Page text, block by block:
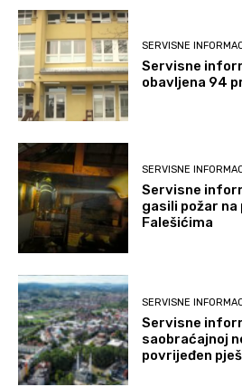
SERVISNE
Servisne
obavljena 94
SERVISNE
Servisne
gasili požar na
Falešićima
SERVISNE
Servisne
saobraćajnoj
povrijeđen